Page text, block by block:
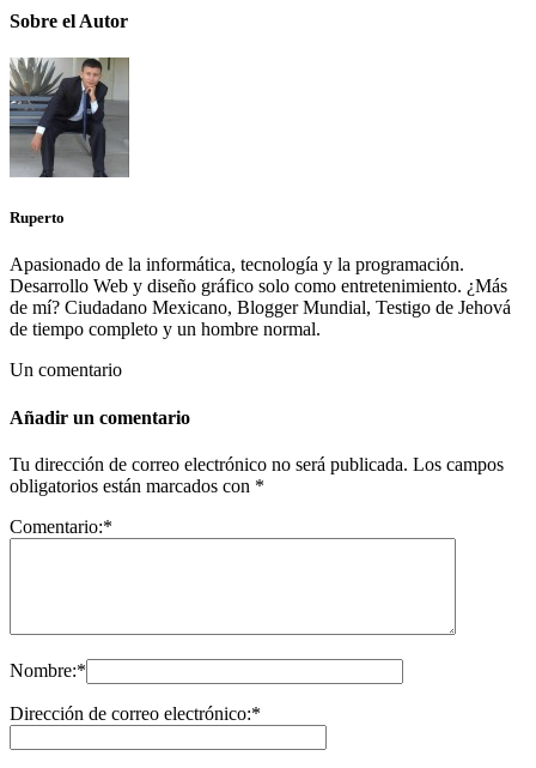
Sobre el Autor
Ruperto
Apasionado de la informática, tecnología y la programación.
Desarrollo Web y diseño gráfico solo como entretenimiento. ¿Más
de mí? Ciudadano Mexicano, Blogger Mundial, Testigo de Jehová
de tiempo completo y un hombre normal.
Un comentario
Añadir un comentario
Tu dirección de correo electrónico no será publicada. Los campos
obligatorios están marcados con *
Comentario:*
Nombre:*
Dirección de correo electrónico:*